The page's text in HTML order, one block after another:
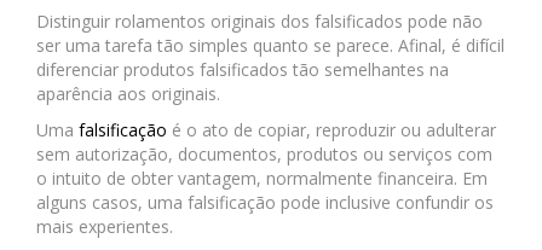
Distinguir rolamentos originais dos falsificados pode não
ser uma tarefa tão simples quanto se parece. Afinal, é difícil
diferenciar produtos falsificados tão semelhantes na
aparência aos originais.
Uma falsificação é o ato de copiar, reproduzir ou adulterar
sem autorização, documentos, produtos ou serviços com
o intuito de obter vantagem, normalmente financeira. Em
alguns casos, uma falsificação pode inclusive confundir os
mais experientes.